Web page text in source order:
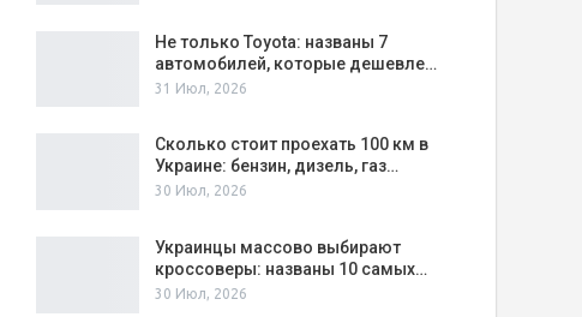
Не только Toyota: названы 7
автомобилей, которые дешевле…
31 Июл, 2026
Сколько стоит проехать 100 км в
Украине: бензин, дизель, газ…
30 Июл, 2026
Украинцы массово выбирают
кроссоверы: названы 10 самых…
30 Июл, 2026